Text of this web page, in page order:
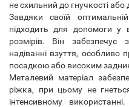
не схильний до гнучкості або
Завдяки своїй
підходить для допомоги у
розмірів. Він забезпечує
надіванні взуття, особливо
посадкою або високим
Металевий матеріал
ріжка, при цьому не
інтенсивному